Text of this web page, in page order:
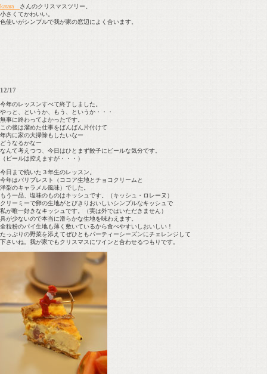
katara さんのクリスマスツリー。
小さくてかわいい。
色使いがシンプルで我が家の窓辺によく合います。
12/17
今年のレッスンすべて終了しました。
やっと、というか、もう、というか・・・
無事に終わってよかったです。
この後は溜めた仕事をばんばん片付けて
年内に家の大掃除もしたいなー
どうなるかなー
なんて考えつつ、今日はひとまず餃子にビールな気分です。
（ビールは控えますが・・・）
今日まで続いた３年生のレッスン。
今年はパリブレスト（ココア生地とチョコクリームと
洋梨のキャラメル風味）でした。
もう一品、塩味のものはキッシュです。（キッシュ・ロレーヌ）
クリーミーで卵の生地がとびきりおいしいシンプルなキッシュで
私が唯一好きなキッシュです。（実は外ではいただきません）
具が少ないので本当に滑らかな生地を味わえます。
全粒粉のパイ生地も薄く敷いているから食べやすいしおいしい！
たっぷりの野菜を添えてぜひともパーティーシーズンにチェレンジして
下さいね。我が家でもクリスマスにワインと合わせるつもりです。